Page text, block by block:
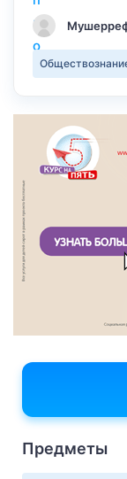
Предметы